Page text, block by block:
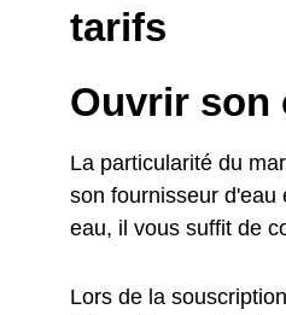
tarifs
Ouvrir son
La particularité du
son fournisseur d'eau
eau, il vous suffit de
Lors de la